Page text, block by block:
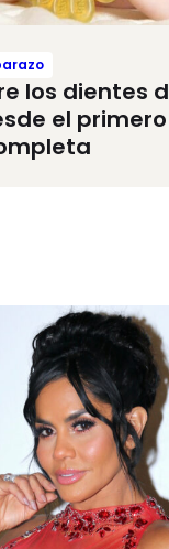
los dientes
el